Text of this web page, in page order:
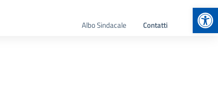
Albo Sindacale Contatti